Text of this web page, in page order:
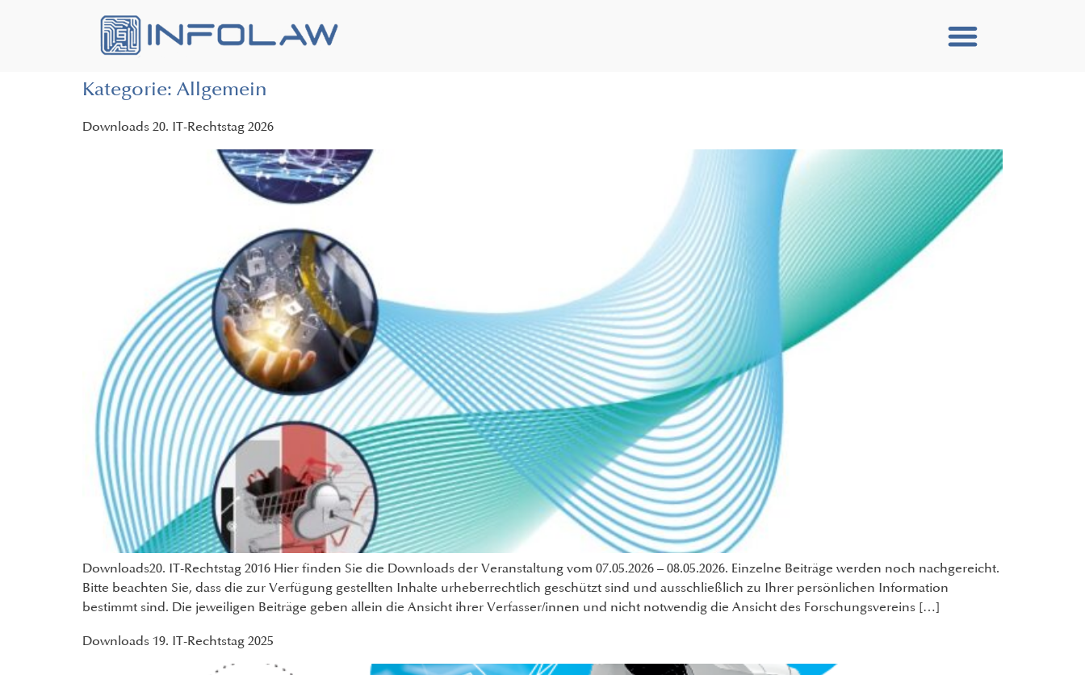
Kategorie: Allgemein
Downloads 20. IT-Rechtstag 2026
Downloads20. IT-Rechtstag 2016 Hier finden Sie die Downloads der Veranstaltung vom 07.05.2026 – 08.05.2026. Einzelne Beiträge werden noch nachgereicht.
Bitte beachten Sie, dass die zur Verfügung gestellten Inhalte urheberrechtlich geschützt sind und ausschließlich zu Ihrer persönlichen Information
bestimmt sind. Die jeweiligen Beiträge geben allein die Ansicht ihrer Verfasser/innen und nicht notwendig die Ansicht des Forschungsvereins […]
Downloads 19. IT-Rechtstag 2025